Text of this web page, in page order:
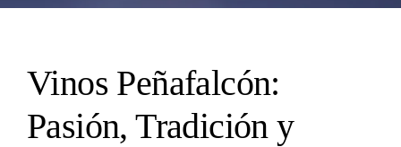
Vinos Peñafalcón:
Pasión, Tradición y